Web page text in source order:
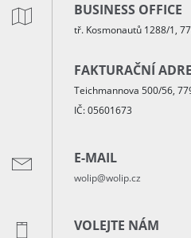
BUSINESS OFFICE
tř. Kosmonautů 1288/1,
FAKTURAČNÍ
Teichmannova 500/56,
IČ: 05601673
E-MAIL
wolip@wolip.cz
VOLEJTE NÁM